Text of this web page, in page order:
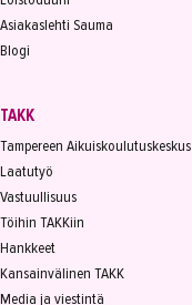
Asiakaslehti Sauma
Blogi
TAKK
Tampereen Aikuiskoulutuskeskus
Laatutyö
Vastuullisuus
Töihin TAKKiin
Hankkeet
Kansainvälinen TAKK
Media ja viestintä